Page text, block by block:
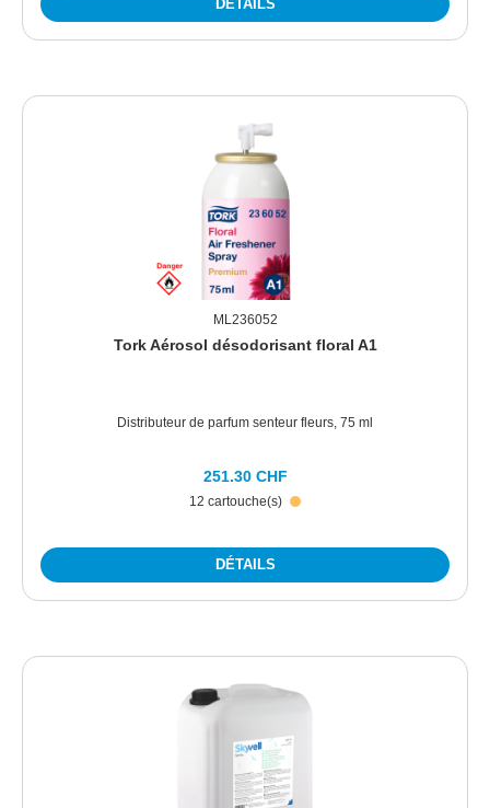
DÉTAILS
ML236052
Tork Aérosol désodorisant floral A1
Distributeur de parfum senteur fleurs, 75 ml
12 cartouche(s)
251.30 CHF
DÉTAILS